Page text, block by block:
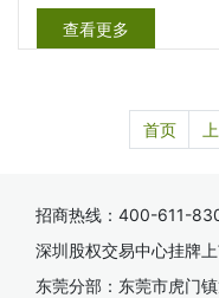
查看更多
首页
招商热线：400-611-
深圳股权交易中心挂牌
东莞分部：东莞市虎门